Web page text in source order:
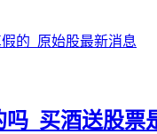
_买酒送股票